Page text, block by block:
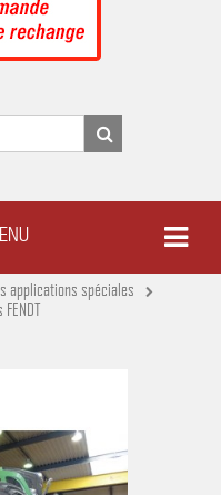
applications spéciales